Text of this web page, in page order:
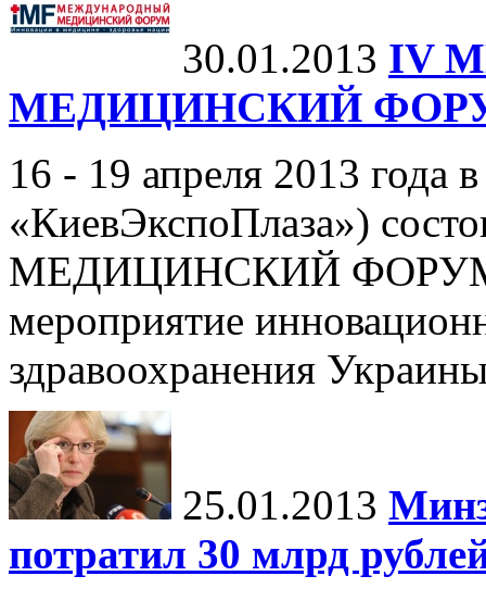
30.01.2013 IV
МЕДИЦИНСКИЙ
16 - 19 апреля 2013 года
«КиевЭкспоПлаза»)
МЕДИЦИНСКИЙ ФОРУМ -
мероприятие
здравоохранения
25.01.2013
потратил 30 млрд